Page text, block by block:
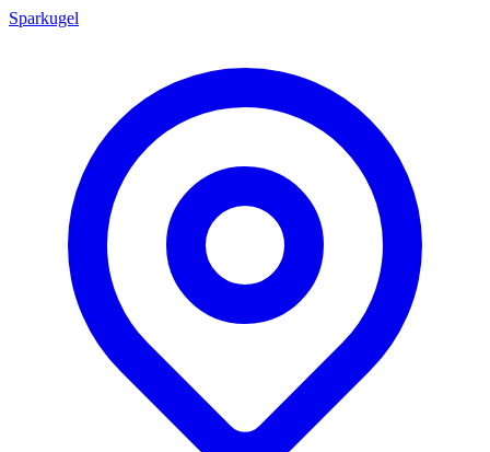
Sparkugel